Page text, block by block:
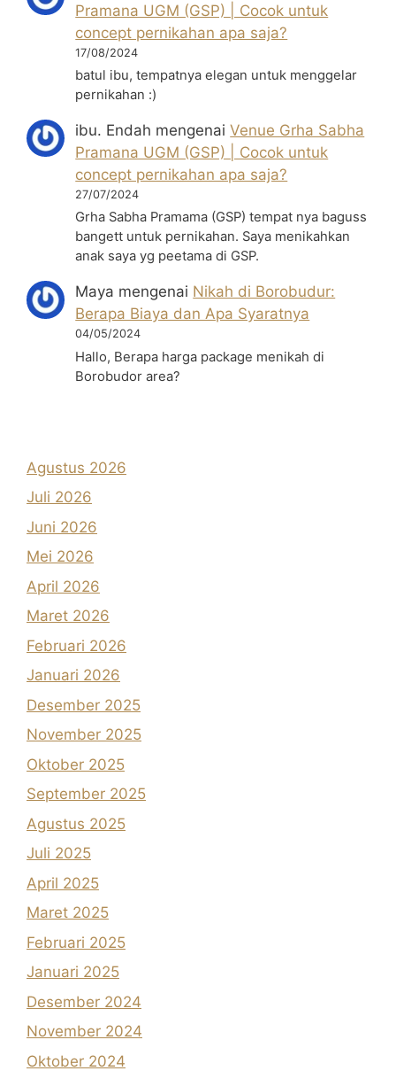
Pramana UGM (GSP) | Cocok untuk
concept pernikahan apa saja?
17/08/2024
batul ibu, tempatnya elegan untuk menggelar
pernikahan :)
ibu. Endah mengenaiVenue Grha Sabha
Pramana UGM (GSP) | Cocok untuk
concept pernikahan apa saja?
27/07/2024
Grha Sabha Pramama (GSP) tempat nya baguss
bangett untuk pernikahan. Saya menikahkan
anak saya yg peetama di GSP.
Maya mengenai Nikah di Borobudur:
Berapa Biaya dan Apa Syaratnya
04/05/2024
Hallo, Berapa harga package menikah di
Borobudor area?
Agustus 2026
Juli 2026
Juni 2026
Mei 2026
April 2026
Maret 2026
Februari 2026
Januari 2026
Desember 2025
November 2025
Oktober 2025
September 2025
Agustus 2025
Juli 2025
April 2025
Maret 2025
Februari 2025
Januari 2025
Desember 2024
November 2024
Oktober 2024